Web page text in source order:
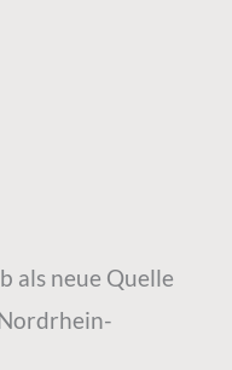
als neue Quelle